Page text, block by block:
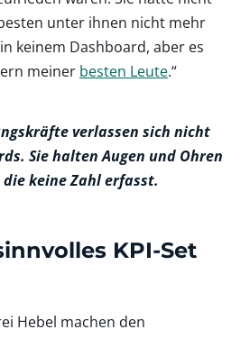
unter ihnen nicht mehr
keinem Dashboard, aber es
meiner besten Leute.“
verlassen sich nicht
Sie halten Augen und Ohren
keine Zahl erfasst.
KPI-Set
Hebel machen den